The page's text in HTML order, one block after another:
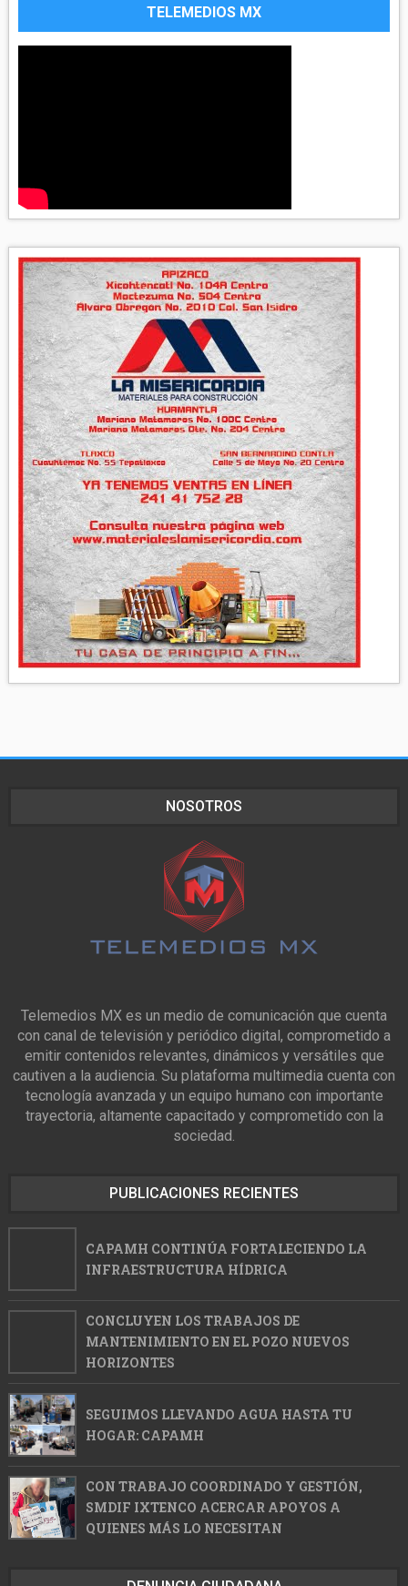
TELEMEDIOS MX
NOSOTROS
Telemedios MX es un medio de comunicación que cuenta
con canal de televisión y periódico digital, comprometido a
emitir contenidos relevantes, dinámicos y versátiles que
cautiven a la audiencia. Su plataforma multimedia cuenta con
tecnología avanzada y un equipo humano con importante
trayectoria, altamente capacitado y comprometido con la
sociedad.
PUBLICACIONES RECIENTES
CAPAMH CONTINÚA FORTALECIENDO LA
INFRAESTRUCTURA HÍDRICA
CONCLUYEN LOS TRABAJOS DE
MANTENIMIENTO EN EL POZO NUEVOS
HORIZONTES
SEGUIMOS LLEVANDO AGUA HASTA TU
HOGAR: CAPAMH
CON TRABAJO COORDINADO Y GESTIÓN,
SMDIF IXTENCO ACERCAR APOYOS A
QUIENES MÁS LO NECESITAN